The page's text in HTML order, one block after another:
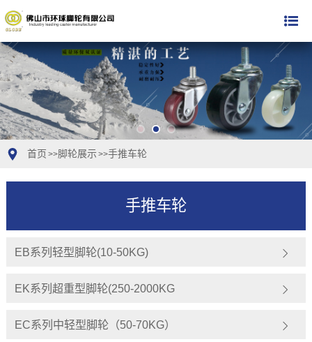
首页 >>脚轮展示 >>手推车轮
手推车轮
EB系列轻型脚轮(10-50KG)
EK系列超重型脚轮(250-2000KG
EC系列中轻型脚轮（50-70KG）